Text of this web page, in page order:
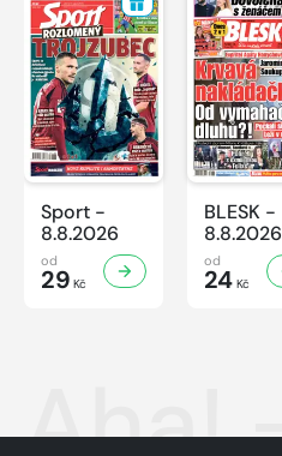
Sport -
8.8.2026
od
29 Kč
BLESK -
8.8.2026
od
24Kč
Aha!